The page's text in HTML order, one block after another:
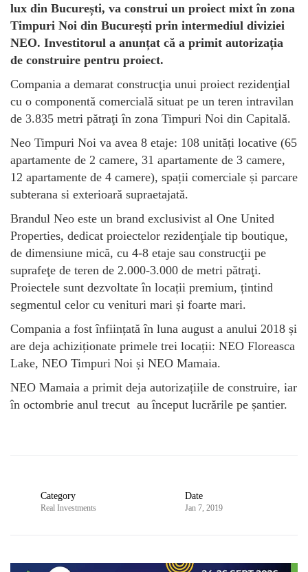
lux din București, va construi un proiect mixt în zona
Timpuri Noi din București prin intermediul diviziei
NEO. Investitorul a anunțat că a primit autorizația
de construire pentru proiect.
Compania a demarat construcţia unui proiect rezidenţial
cu o componentă comercială situat pe un teren intravilan
de 3.835 metri pătraţi în zona Timpuri Noi din Capitală.
Neo Timpuri Noi va avea 8 etaje: 108 unități locative (65
apartamente de 2 camere, 31 apartamente de 3 camere,
12 apartamente de 4 camere), spații comerciale și parcare
subterana si exterioară supraetajată.
Brandul Neo este un brand exclusivist al One United
Properties, dedicat proiectelor rezidenţiale tip boutique,
de dimensiune mică, cu 4-8 etaje sau construcţii pe
suprafeţe de teren de 2.000-3.000 de metri pătraţi.
Proiectele sunt dezvoltate în locații premium, țintind
segmentul celor cu venituri mari și foarte mari.
Compania a fost înființată în luna august a anului 2018 și
are deja achiziționate primele trei locații: NEO Floreasca
Lake, NEO Timpuri Noi și NEO Mamaia.
NEO Mamaia a primit deja autorizațiile de construire, iar
în octombrie anul trecut au început lucrările pe șantier.
Category
Real Investments
Date
Jan 7, 2019